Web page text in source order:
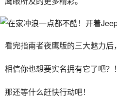
看完指南者夜鹰版的三大魅力后，
相信你也想要实名拥有它了吧？！
那还等什么赶快行动吧！